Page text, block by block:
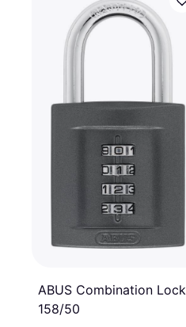
ABUS Combination Lock
158/50